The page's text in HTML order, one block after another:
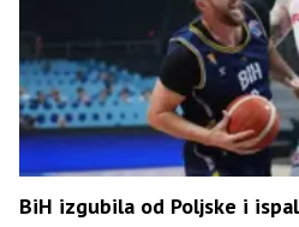
BiH izgubila od Poljske i